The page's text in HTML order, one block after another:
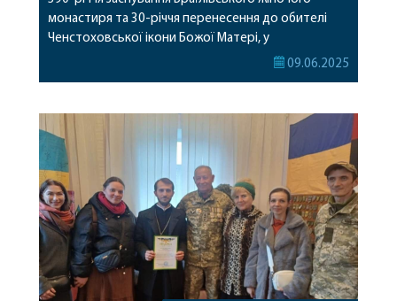
монастиря та 30-річчя перенесення до обителі
Ченстоховської ікони Божої Матері, у
монастирському Свято-Троїцькому соборі було
Варсонофій у співслужінні духовенства Вінницької
єпархії та гостей у священному сані. Під час
богослужіння владика Варсонофій передав
благословення і вітання […]
09.06.2025